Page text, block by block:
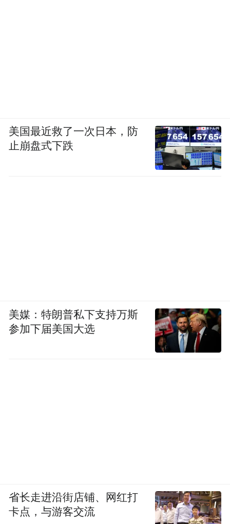
美国最近救了一次日本，防
止崩盘式下跌
美媒：特朗普私下支持万斯
参加下届美国大选
省长走进沿街店铺、网红打
卡点，与游客交流